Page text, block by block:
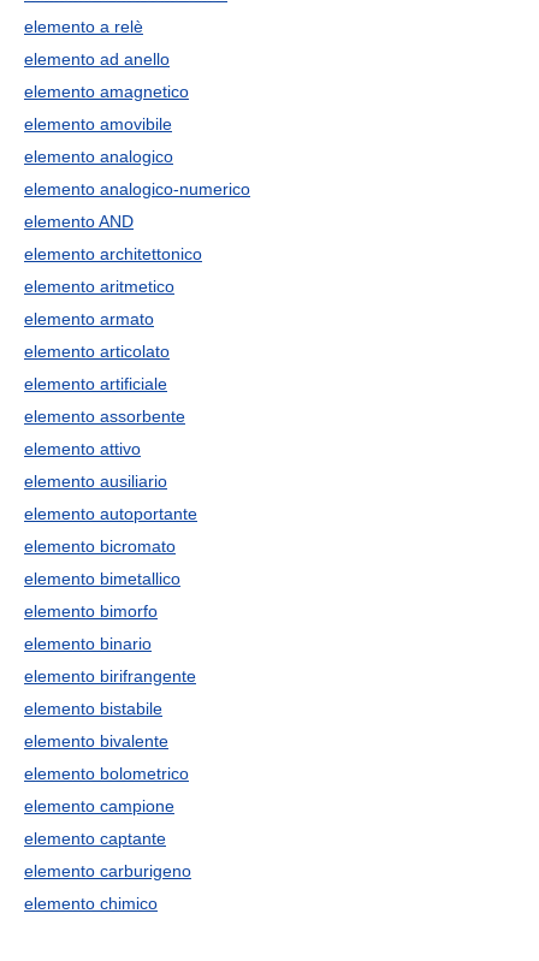
elemento a relè
elemento ad anello
elemento amagnetico
elemento amovibile
elemento analogico
elemento analogico-numerico
elemento AND
elemento architettonico
elemento aritmetico
elemento armato
elemento articolato
elemento artificiale
elemento assorbente
elemento attivo
elemento ausiliario
elemento autoportante
elemento bicromato
elemento bimetallico
elemento bimorfo
elemento binario
elemento birifrangente
elemento bistabile
elemento bivalente
elemento bolometrico
elemento campione
elemento captante
elemento carburigeno
elemento chimico